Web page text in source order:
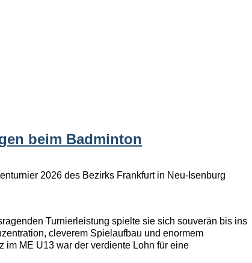
beim Badminton
2026 des Bezirks Frankfurt in Neu-Isenburg
Turnierleistung spielte sie sich souverän bis ins
cleverem Spielaufbau und enormem
im ME U13 war der verdiente Lohn für eine